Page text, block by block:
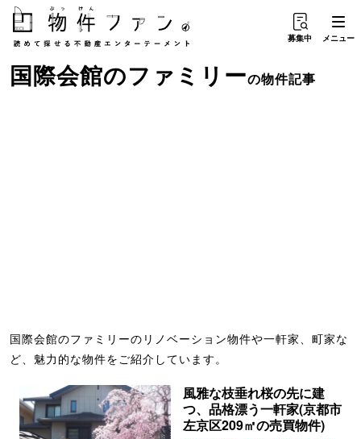
募集中 メニュー
国際会館のファミリーの物件記事
国際会館のファミリーのリノベーション物件や一軒家、町家な
ど、魅力的な物件をご紹介しています。
風雅な枝垂れ桜の先に建
つ、品格漂う一軒家(京都市
左京区209㎡の売買物件)